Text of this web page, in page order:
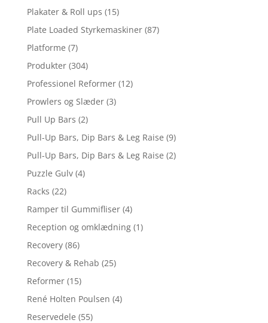
Plakater & Roll ups (15)
Plate Loaded Styrkemaskiner (87)
Platforme (7)
Produkter (304)
Professionel Reformer (12)
Prowlers og Slæder (3)
Pull Up Bars (2)
Pull-Up Bars, Dip Bars & Leg Raise (9)
Pull-Up Bars, Dip Bars & Leg Raise (2)
Puzzle Gulv (4)
Racks (22)
Ramper til Gummifliser (4)
Reception og omklædning (1)
Recovery (86)
Recovery & Rehab (25)
Reformer (15)
René Holten Poulsen (4)
Reservedele (55)